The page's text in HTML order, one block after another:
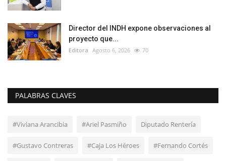
Director del INDH expone observaciones al
proyecto que...
Editora Agosto 6, 2026 70
PALABRAS CLAVES
#Viviana Arancibia #Ariel Pasmiño Diputado Rentería
#Gustavo Contreras #Caja Los Héroes #Fernando Cortés